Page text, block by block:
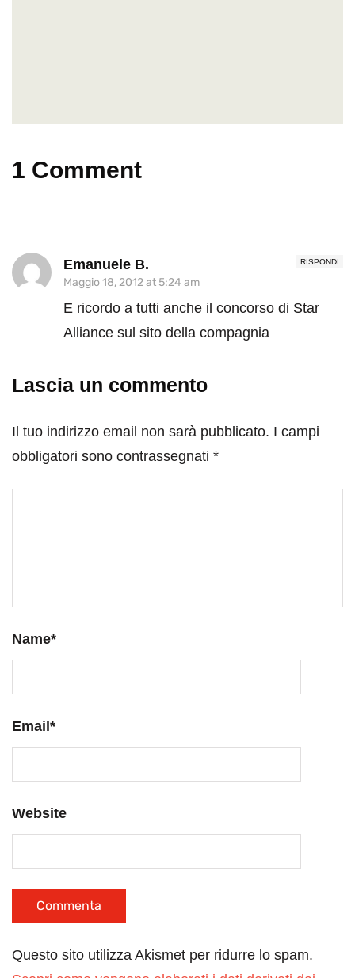
1 Comment
RISPONDI
Emanuele B.
Maggio 18, 2012 at 5:24 am
E ricordo a tutti anche il concorso di Star
Alliance sul sito della compagnia
Lascia un commento
Il tuo indirizzo email non sarà pubblicato. I campi
obbligatori sono contrassegnati *
Name*
Email*
Website
Questo sito utilizza Akismet per ridurre lo spam.